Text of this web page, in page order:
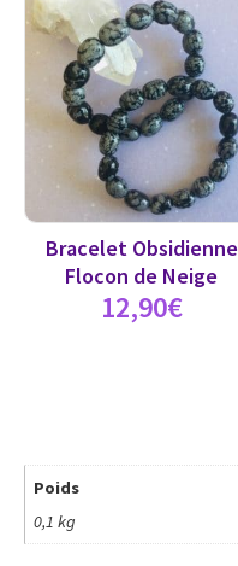
Bracelet Obsidienne
Flocon de Neige
12,90€
Poids
0,1 kg